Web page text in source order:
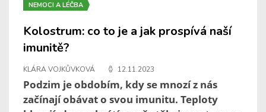
NEMOCI A LÉČBA
Kolostrum: co to je a jak prospívá naší
imunitě?
KLÁRA VOJKŮVKOVÁ 12.11.2023
Podzim je obdobím, kdy se mnozí z nás
začínají obávat o svou imunitu. Teploty